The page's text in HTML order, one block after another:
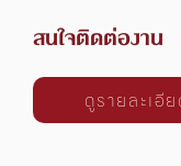
สนใจติดต่องาน
ดูรายละเอี